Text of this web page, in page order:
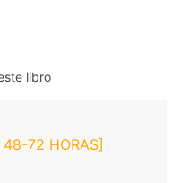
libro
72 HORAS]